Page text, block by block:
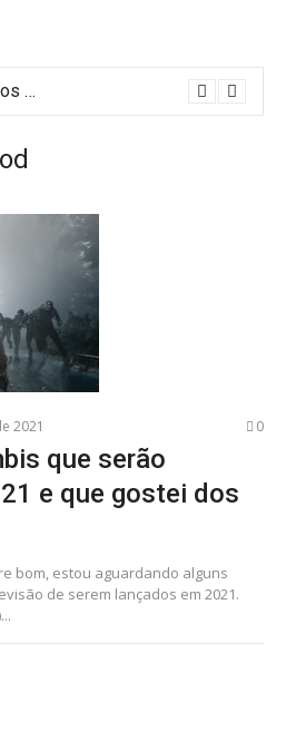
[Filmes] Lançamentos de agosto no Adrenalina Pura+ trazem ação e suspense
2021 0
que serão
e que gostei dos
bom, estou aguardando alguns
de serem lançados em 2021.